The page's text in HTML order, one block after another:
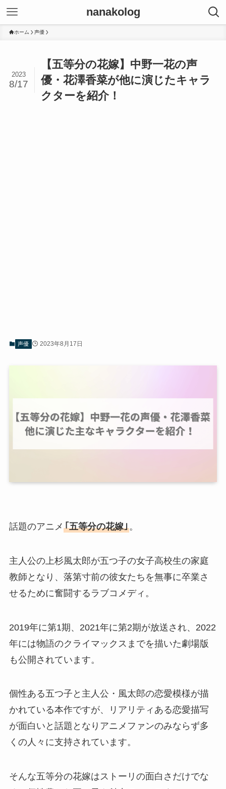
nanakolog
ホーム 声優
【五等分の花嫁】中野一花の声
優・花澤香菜が他に演じたキャラ
クターを紹介！
2023
8/17
声優 2023年8月17日
話題のアニメ ｢五等分の花嫁｣。
主人公の上杉風太郎が五つ子の女子高校生の家庭
教師となり、落第寸前の彼女たちを無事に卒業さ
せるために奮闘するラブコメディ。
2019年に第1期、2021年に第2期が放送され、2022
年には物語のクライマックスまでを描いた劇場版
も公開されています。
個性ある五つ子と主人公・風太郎の恋愛模様が描
かれている本作ですが、リアリティある恋愛描写
が面白いと話題となりアニメファンのみならず多
くの人々に支持されています。
そんな五等分の花嫁はストーリの面白さだけでな